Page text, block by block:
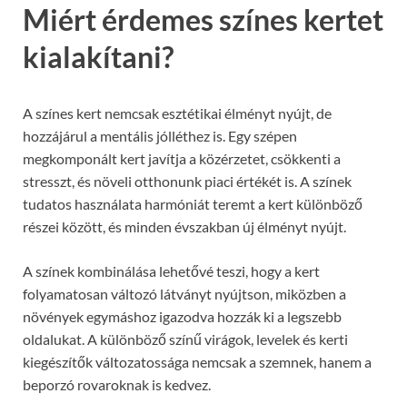
Miért érdemes színes kertet
kialakítani?
A színes kert nemcsak esztétikai élményt nyújt, de
hozzájárul a mentális jólléthez is. Egy szépen
megkomponált kert javítja a közérzetet, csökkenti a
stresszt, és növeli otthonunk piaci értékét is. A színek
tudatos használata harmóniát teremt a kert különböző
részei között, és minden évszakban új élményt nyújt.
A színek kombinálása lehetővé teszi, hogy a kert
folyamatosan változó látványt nyújtson, miközben a
növények egymáshoz igazodva hozzák ki a legszebb
oldalukat. A különböző színű virágok, levelek és kerti
kiegészítők változatossága nemcsak a szemnek, hanem a
beporzó rovaroknak is kedvez.